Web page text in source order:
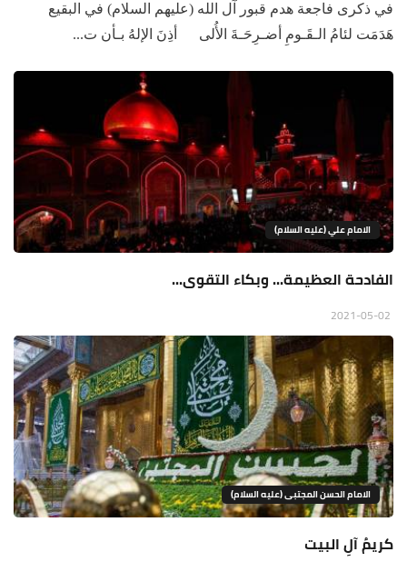
في ذكرى فاجعة هدم قبور آل الله (عليهم السلام) في البقيع
هَدَمَت لئامُ الـقَـومِ أضـرِحَـةَ الأُلى أذِنَ الإلهُ بـأن ت...
الامام علي (عليه السلام)
الفادحة العظيمة... وبكاء التقوى...
الامام الحسن المجتبى (عليه السلام)
كريمُ آلِ البيت